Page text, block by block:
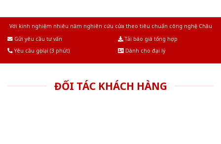
Với kinh nghiệm nhiêu năm nghiên cứu cửa theo tiêu chuẩn công nghệ Châu
Gửi yêu cầu tư vấn
Tải báo giá tổng hợp
Yêu cầu gọi lại (3 phút)
Dành cho đại lý
ĐỐI TÁC KHÁCH HÀNG